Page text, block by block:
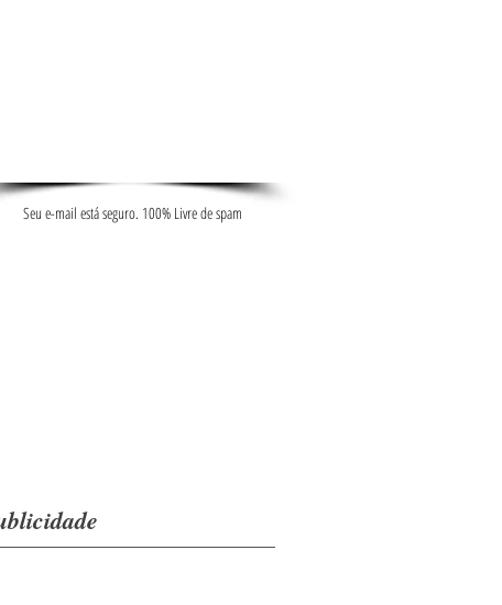
Seu e-mail está seguro. 100% Livre de spam